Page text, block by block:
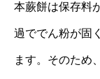
本蕨餅は保存料
過ででん粉が固
ます。そのため